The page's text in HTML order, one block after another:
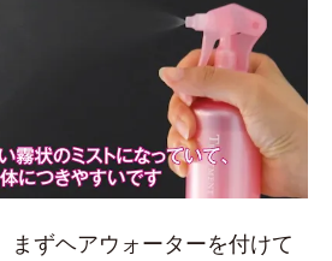
まずヘアウォーターを付けて